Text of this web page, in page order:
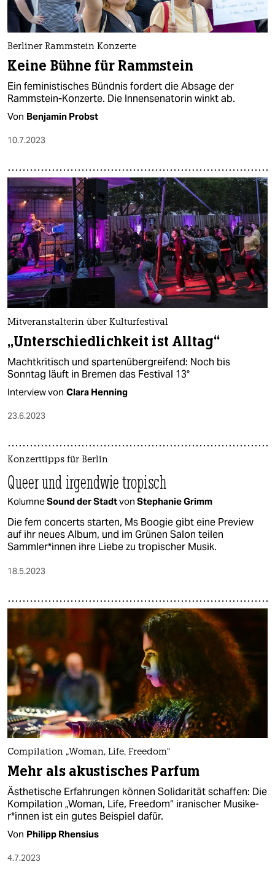
Berliner Rammstein Konzerte
Keine Bühne für Rammstein
Ein feministisches Bündnis fordert die Absage der
Rammstein-Konzerte. Die Innensenatorin winkt ab.
Von Benjamin Probst
10.7.2023
Mitveranstalterin über Kulturfestival
„Unterschiedlichkeit ist Alltag“
Machtkritisch und spartenübergreifend: Noch bis
Sonntag läuft in Bremen das Festival 13°
Interview von Clara Henning
23.6.2023
Konzerttipps für Berlin
Queer und irgendwie tropisch
KolumneSound der Stadtvon Stephanie Grimm
Die fem concerts starten, Ms Boogie gibt eine Preview
auf ihr neues Album, und im Grünen Salon teilen
Sammler*innen ihre Liebe zu tropischer Musik.
18.5.2023
Compilation „Woman, Life, Freedom“
Mehr als akustisches Parfum
Ästhetische Erfahrungen können Solidarität schaffen: Die
Kompilation „Woman, Life, Freedom“ iranischer Mu­si­ke­
r*in­nen ist ein gutes Beispiel dafür.
Von Philipp Rhensius
4.7.2023